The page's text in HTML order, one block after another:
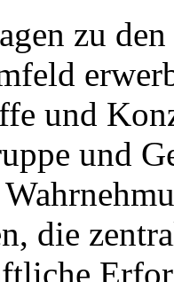
zu
und
und
die